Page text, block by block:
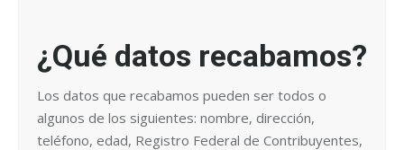
¿Qué datos recabamos?
Los datos que recabamos pueden ser todos o
algunos de los siguientes: nombre, dirección,
teléfono, edad, Registro Federal de Contribuyentes,